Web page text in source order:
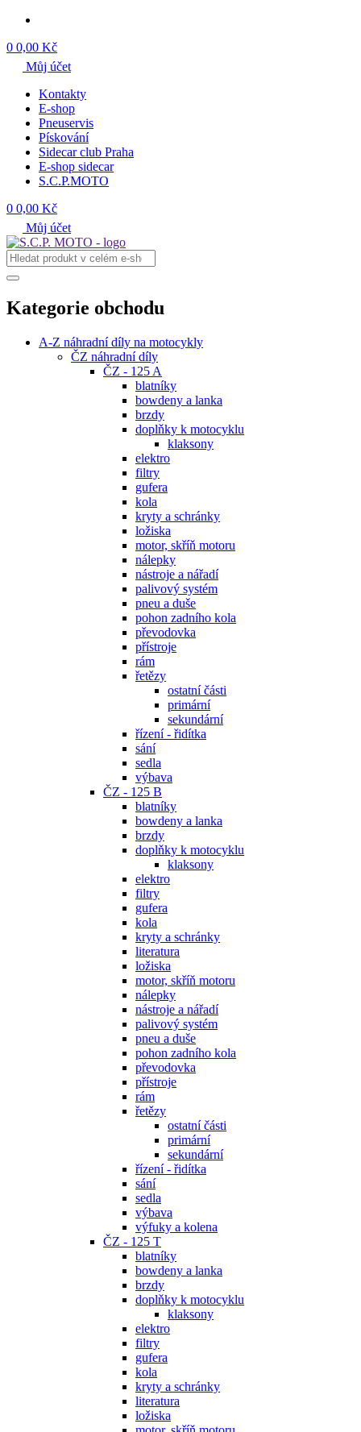
0 0,00 Kč
Můj účet
Kontakty
E-shop
Pneuservis
Pískování
Sidecar club Praha
E-shop sidecar
S.C.P.MOTO
0 0,00 Kč
Můj účet
Kategorie obchodu
A-Z náhradní díly na motocykly
ČZ náhradní díly
ČZ - 125 A
blatníky
bowdeny a lanka
brzdy
doplňky k motocyklu
klaksony
elektro
filtry
gufera
kola
kryty a schránky
ložiska
motor, skříň motoru
nálepky
nástroje a nářadí
palivový systém
pneu a duše
pohon zadního kola
převodovka
přístroje
rám
řetězy
ostatní části
primární
sekundární
řízení - řidítka
sání
sedla
výbava
ČZ - 125 B
blatníky
bowdeny a lanka
brzdy
doplňky k motocyklu
klaksony
elektro
filtry
gufera
kola
kryty a schránky
literatura
ložiska
motor, skříň motoru
nálepky
nástroje a nářadí
palivový systém
pneu a duše
pohon zadního kola
převodovka
přístroje
rám
řetězy
ostatní části
primární
sekundární
řízení - řidítka
sání
sedla
výbava
výfuky a kolena
ČZ - 125 T
blatníky
bowdeny a lanka
brzdy
doplňky k motocyklu
klaksony
elektro
filtry
gufera
kola
kryty a schránky
literatura
ložiska